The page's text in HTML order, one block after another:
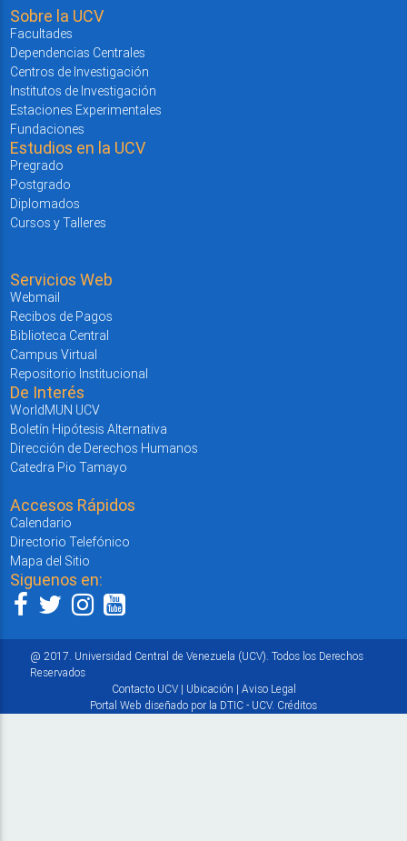
Sobre la UCV
Facultades
Dependencias Centrales
Centros de Investigación
Institutos de Investigación
Estaciones Experimentales
Fundaciones
Estudios en la UCV
Pregrado
Postgrado
Diplomados
Cursos y Talleres
Servicios Web
Webmail
Recibos de Pagos
Biblioteca Central
Campus Virtual
Repositorio Institucional
De Interés
WorldMUN UCV
Boletín Hipótesis Alternativa
Dirección de Derechos Humanos
Catedra Pio Tamayo
Accesos Rápidos
Calendario
Directorio Telefónico
Mapa del Sitio
Siguenos en:
@ 2017. Universidad Central de Venezuela (UCV). Todos los Derechos
Reservados
Contacto UCV| Ubicación | Aviso Legal
Portal Web diseñado por la DTIC - UCV. Créditos